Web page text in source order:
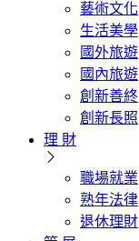
藝術文化
生活美學
國外旅遊
國內旅遊
創新善終
創新長照
理 財
職場就業
熟年法律
退休理財